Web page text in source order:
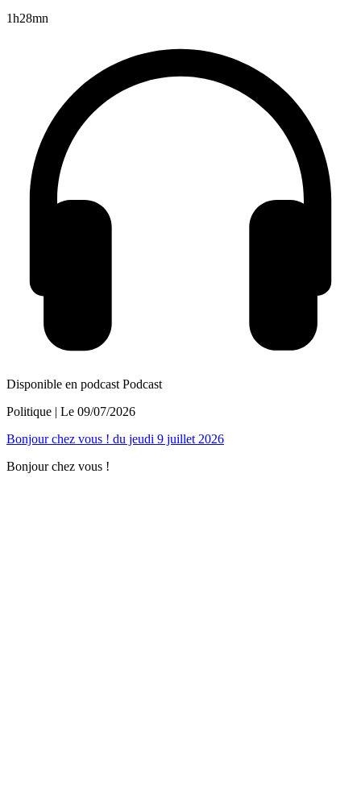
1h28mn
Disponible en podcast Podcast
Politique | Le 09/07/2026
Bonjour chez vous ! du jeudi 9 juillet 2026
Bonjour chez vous !